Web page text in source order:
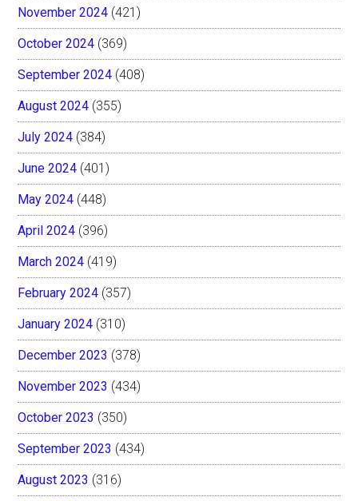
November 2024 (421)
October 2024 (369)
September 2024 (408)
August 2024 (355)
July 2024 (384)
June 2024 (401)
May 2024 (448)
April 2024 (396)
March 2024 (419)
February 2024 (357)
January 2024 (310)
December 2023 (378)
November 2023 (434)
October 2023 (350)
September 2023 (434)
August 2023 (316)